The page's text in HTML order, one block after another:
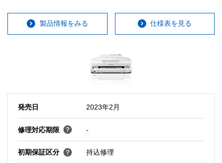
製品情報をみる 仕様表を見る
発売日 2023年2月
修理対応期限 -
初期保証区分 持込修理